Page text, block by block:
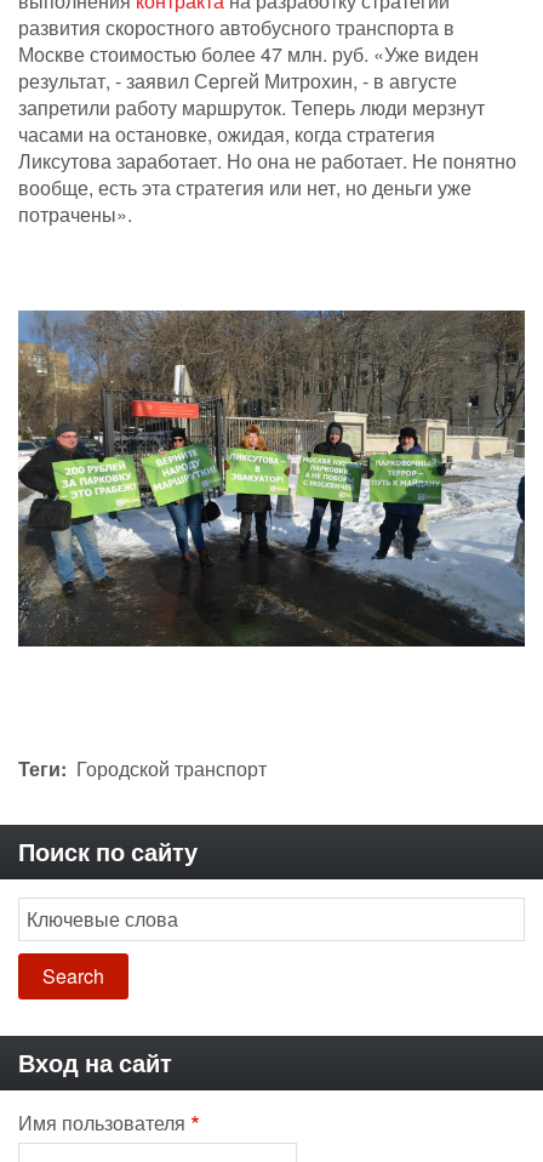
развития скоростного автобусного транспорта в
Москве стоимостью более 47 млн. руб. «Уже виден
результат, - заявил Сергей Митрохин, - в августе
запретили работу маршруток. Теперь люди мерзнут
часами на остановке, ожидая, когда стратегия
Ликсутова заработает. Но она не работает. Не понятно
вообще, есть эта стратегия или нет, но деньги уже
потрачены».
Теги Городской транспорт
Поиск по сайту
Search
Вход на сайт
Имя пользователя